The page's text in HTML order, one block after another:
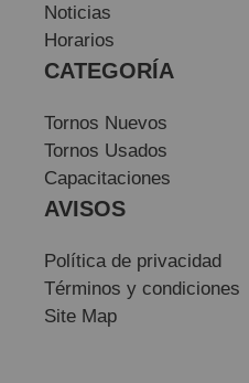
Noticias
Horarios
CATEGORÍA
Tornos Nuevos
Tornos Usados
Capacitaciones
AVISOS
Política de privacidad
Términos y condiciones
Site Map